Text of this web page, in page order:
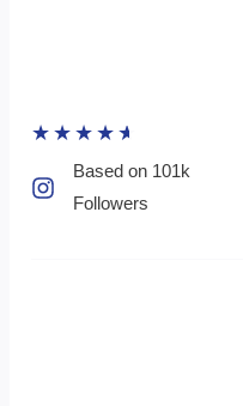
★ ★ ★ ★ ★
Based on 101k
Followers​